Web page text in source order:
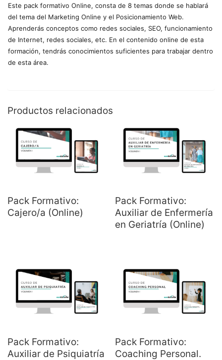
Este pack formativo Online, consta de 8 temas donde se hablará
del tema del Marketing Online y el Posicionamiento Web.
Aprenderás conceptos como redes sociales, SEO, funcionamiento
de Internet, redes sociales, etc. En el contenido online de esta
formación, tendrás conocimientos suficientes para trabajar dentro
de esta área.
Productos relacionados
Pack Formativo:
Cajero/a (Online)
Pack Formativo:
Auxiliar de Enfermería
en Geriatría (Online)
Pack Formativo:
Auxiliar de Psiquiatría
Pack Formativo:
Coaching Personal.